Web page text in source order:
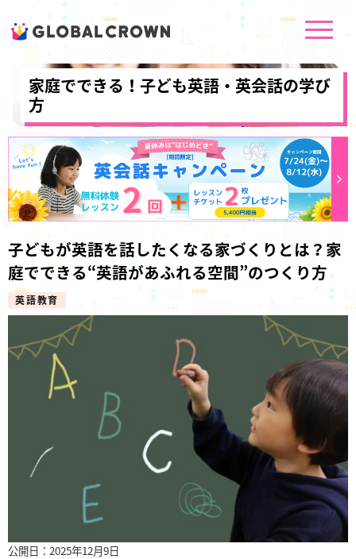
家庭でできる！子ども英語・英会話の学び
方
子どもが英語を話したくなる家づくりとは？家
庭でできる“英語があふれる空間”のつくり方
英語教育
公開日：2025年12月9日